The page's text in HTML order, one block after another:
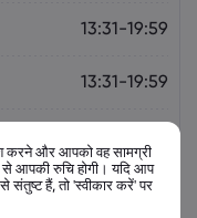
13:31-19:59
13:31-19:59
करने और आपको वह सामग्री
से आपकी रुचि होगी। यदि आप
संतुष्ट हैं, तो 'स्वीकार करें' पर